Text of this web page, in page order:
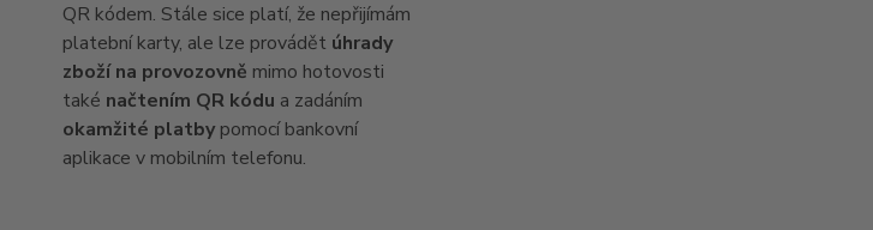
QR kódem. Stále sice platí, že nepřijímám
platební karty, ale lze provádět úhrady
zboží na provozovně mimo hotovosti
také načtením QR kódu a zadáním
okamžité platby pomocí bankovní
aplikace v mobilním telefonu.